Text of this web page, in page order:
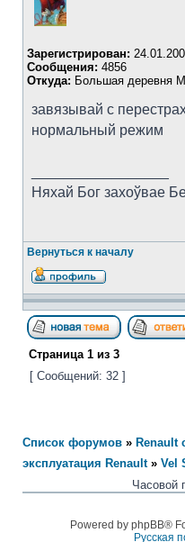
Зарегистрирован:
Сообщения: 4856
Откуда: Большая деревня
завязывай с
нормальный режим
Няхай Бог захоўвае
Вернуться к началу
Страница 1 из 3
[ Сообщений: 32 ]
Список форумов » Renault
эксплуатация Renault» Vel
Часовой
Powered by phpBB®
Русская